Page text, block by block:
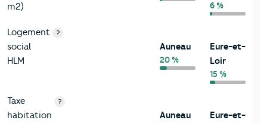
m2)
6 %
Logement
social
HLM
?
Auneau
20 %
Eure-et-
Loir
15 %
Taxe
habitation
?
Auneau
Eure-et-